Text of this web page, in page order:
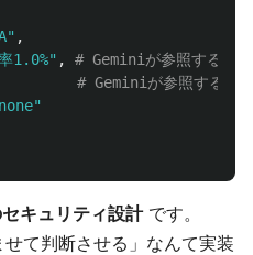
" ,
1.0%" ,
none"
キュリティ設計です。
て判断させる」なんて実装